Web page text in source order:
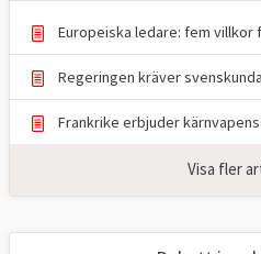
Europeiska ledare: fem villkor
Regeringen kräver
Frankrike erbjuder
Visa fler